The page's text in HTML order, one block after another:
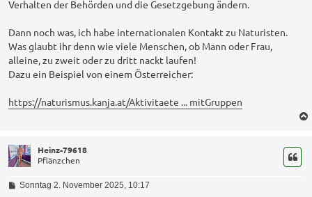
Verhalten der Behörden und die Gesetzgebung ändern.
Dann noch was, ich habe internationalen Kontakt zu Naturisten.
Was glaubt ihr denn wie viele Menschen, ob Mann oder Frau,
alleine, zu zweit oder zu dritt nackt laufen!
Dazu ein Beispiel von einem Österreicher:
https://naturismus.kanja.at/Aktivitaete ... mitGruppen
Heinz-79618
Pflänzchen
BSonntag 2. November 2025, 10:17